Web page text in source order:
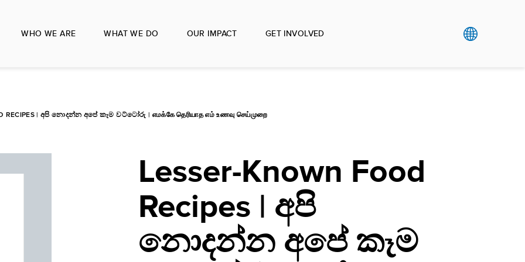
WHO WE ARE WHAT WE DO OUR IMPACT GET INVOLVED
RECIPES | අපි නොදන්න අපේ කෑම වට්ටෝරු | எமக்கே தெரியாத எம் உணவு செய்முறை
Lesser-Known Food
Recipes | අපි
නොදන්න අපේ කෑම